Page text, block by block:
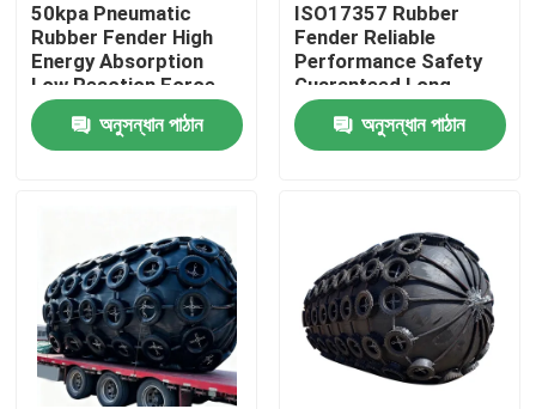
পণ্য
ভিডিও
50kpa Pneumatic
Rubber Fender High
Energy Absorption
Low Reaction Force
Durable Use
অনুসন্ধান পাঠান
ISO17357 Rubber
Fender Reliable
Performance Safety
Guaranteed Long
Service Life
অনুসন্ধান পাঠান